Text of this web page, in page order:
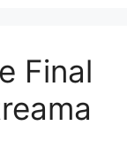
Final